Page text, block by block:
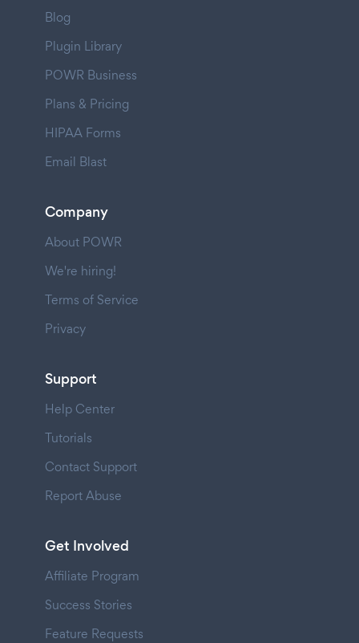
Blog
Plugin Library
POWR Business
Plans & Pricing
HIPAA Forms
Email Blast
Company
About POWR
We're hiring!
Terms of Service
Privacy
Support
Help Center
Tutorials
Contact Support
Report Abuse
Get Involved
Affiliate Program
Success Stories
Feature Requests